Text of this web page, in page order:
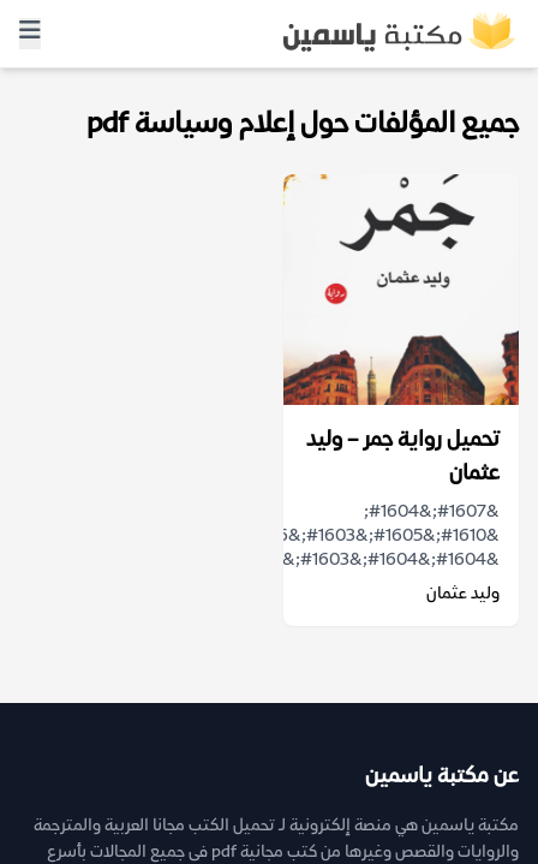
جميع المؤلفات حول إعلام وسياسة pdf
تحميل رواية جمر – وليد
عثمان
&#1607;&#1604;
&#1604;&#1604;&#1603;&#1604;&#1605;&...
وليد عثمان
عن مكتبة ياسمين
مكتبة ياسمين هي منصة إلكترونية لـ تحميل الكتب مجانا العربية والمترجمة
والروايات والقصص وغيرها من كتب مجانية pdf فى جميع المجالات بأسرع